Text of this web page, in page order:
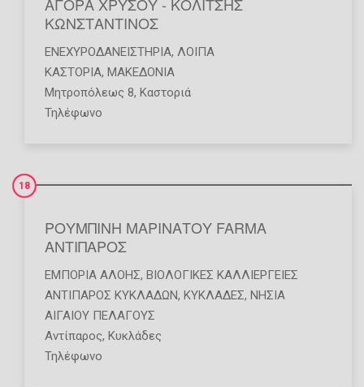
ΑΓΟΡΑ ΧΡΥΣΟΥ - ΚΟΛΙΤΣΗΣ
ΚΩΝΣΤΑΝΤΙΝΟΣ
ΕΝΕΧΥΡΟΔΑΝΕΙΣΤΉΡΙΑ, ΛΟΙΠΆ
ΚΑΣΤΟΡΙΑ, ΜΑΚΕΔΟΝΙΑ
Μητροπόλεως 8, Καστοριά
Τηλέφωνο
ΡΟΥΜΠΙΝΗ ΜΑΡΙΝΑΤΟΥ FARMA
ΑΝΤΙΠΑΡΟΣ
18
ΕΜΠΟΡΊΑ ΑΛΌΗΣ, ΒΙΟΛΟΓΙΚΈΣ ΚΑΛΛΙΈΡΓΕΙΕΣ
ΑΝΤΙΠΑΡΟΣ ΚΥΚΛΑΔΩΝ, ΚΥΚΛΑΔΕΣ, ΝΗΣΙΑ
ΑΙΓΑΙΟΥ ΠΕΛΑΓΟΥΣ
Αντίπαρος, Κυκλάδες
Τηλέφωνο